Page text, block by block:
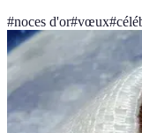
#noces d'or#vœux#